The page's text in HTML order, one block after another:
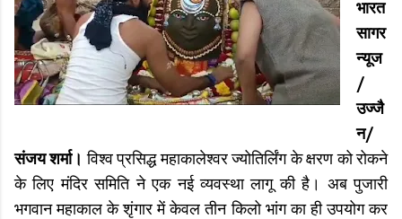
भारत
सागर
न्यूज
/
उज्जै
न/
संजय शर्मा। विश्व प्रसिद्ध महाकालेश्वर ज्योतिर्लिंग के क्षरण को रोकने
के लिए मंदिर समिति ने एक नई व्यवस्था लागू की है। अब पुजारी
भगवान महाकाल के शृंगार में केवल तीन किलो भांग का ही उपयोग कर